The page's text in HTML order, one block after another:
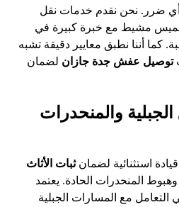
ضرر. نحن نقدم خدمات نقل
مشيط مع خبرة كبيرة في
كما أننا نطبق معايير دقيقة تشبه
توصيل عفش جدة جازان لضمان
والمنحدرات
استثنائية لضمانثبات الأثاث
المنحدرات الحادة. يعتمد
مع المسارات الجبلية